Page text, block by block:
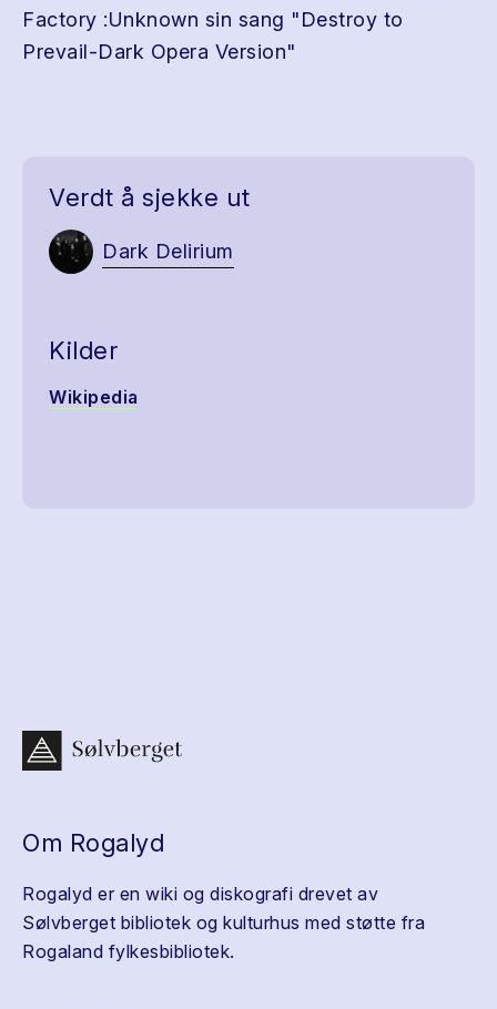
Factory :Unknown sin sang "Destroy to
Prevail-Dark Opera Version"
Verdt å sjekke ut
Dark Delirium
Kilder
Wikipedia
Om Rogalyd
Rogalyd er en wiki og diskografi drevet av
Sølvberget bibliotek og kulturhus med støtte fra
Rogaland fylkesbibliotek.